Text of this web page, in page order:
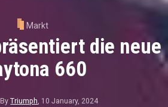
Markt
die neue
660
ByTriumph, 10 January, 2024